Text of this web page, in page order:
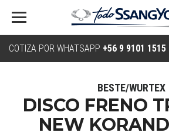
COTIZA POR WHATSAPP +56 9 9101 1515
BESTE/WURTEX
DISCO FRENO
NEW